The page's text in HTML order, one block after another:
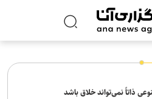
ذاتاً نمی‌تواند خلاق باشد